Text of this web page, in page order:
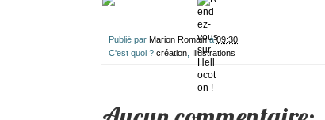
Publié par Marion Romainà09:30
C'est quoi ? création Illustrations